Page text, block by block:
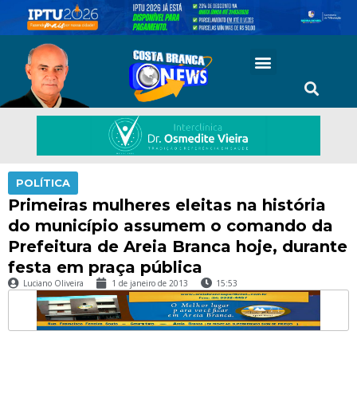
POLÍTICA
Primeiras mulheres eleitas na história
do município assumem o comando da
Prefeitura de Areia Branca hoje, durante
festa em praça pública
Luciano Oliveira 1 de janeiro de 2013 15:53